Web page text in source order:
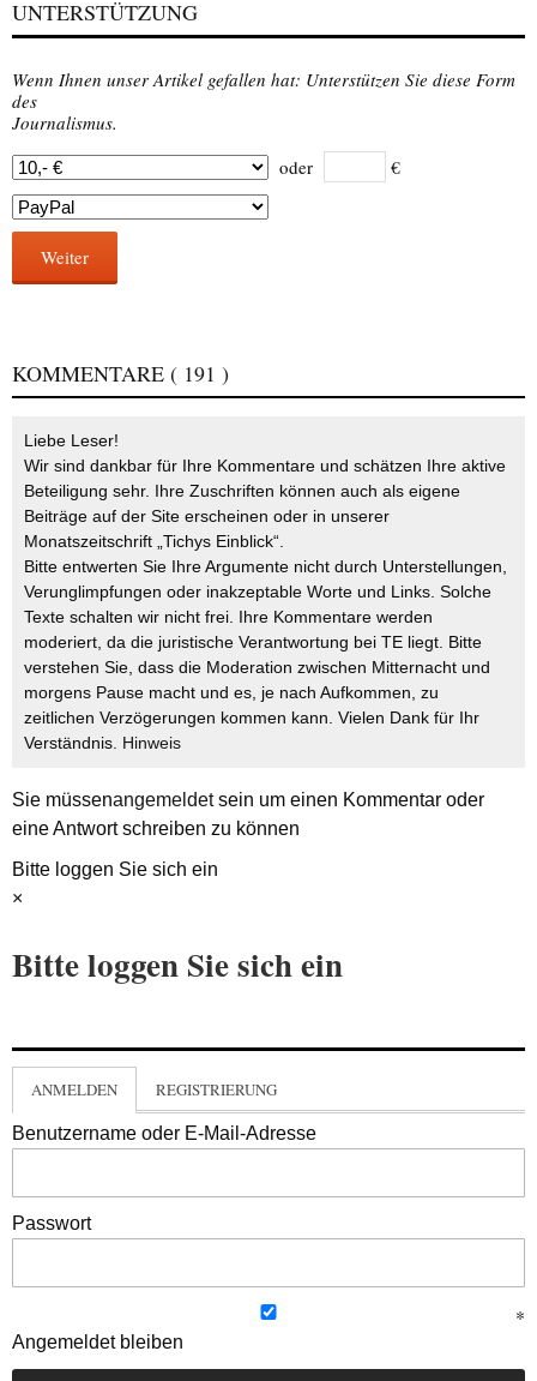
UNTERSTÜTZUNG
Wenn Ihnen unser Artikel gefallen hat: Unterstützen Sie diese Form
des
Journalismus.
oder
€
Weiter
KOMMENTARE ( 191 )
Liebe Leser!
Wir sind dankbar für Ihre Kommentare und schätzen Ihre aktive
Beteiligung sehr. Ihre Zuschriften können auch als eigene
Beiträge auf der Site erscheinen oder in unserer
Monatszeitschrift „Tichys Einblick“.
Bitte entwerten Sie Ihre Argumente nicht durch Unterstellungen,
Verunglimpfungen oder inakzeptable Worte und Links. Solche
Texte schalten wir nicht frei. Ihre Kommentare werden
moderiert, da die juristische Verantwortung bei TE liegt. Bitte
verstehen Sie, dass die Moderation zwischen Mitternacht und
morgens Pause macht und es, je nach Aufkommen, zu
zeitlichen Verzögerungen kommen kann. Vielen Dank für Ihr
Verständnis. Hinweis
Sie müssenangemeldetsein um einen Kommentar oder
eine Antwort schreiben zu können
Bitte loggen Sie sich ein
×
Bitte loggen Sie sich ein
ANMELDEN REGISTRIERUNG
Benutzername oder E-Mail-Adresse
Passwort
Angemeldet bleiben